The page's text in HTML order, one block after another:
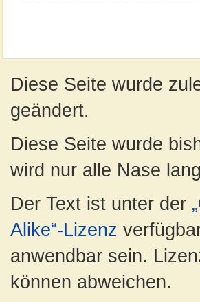
Diese Seite wurde
geändert.
Diese Seite wurde
wird nur alle Nase
Der Text ist unter der
Alike“-Lizenz
anwendbar sein.
können abweichen.